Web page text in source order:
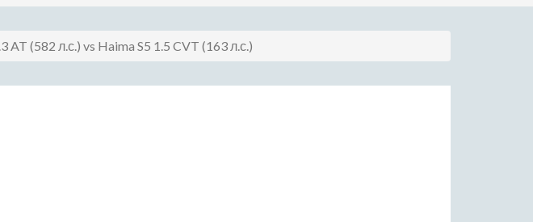
AT (582 л.с.) vs Haima S5 1.5 CVT (163 л.с.)